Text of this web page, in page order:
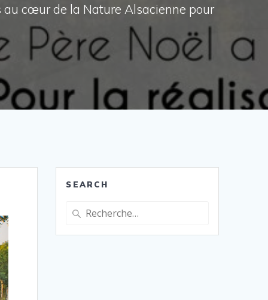
cœur de la Nature Alsacienne pour
SEARCH
Recherche
: